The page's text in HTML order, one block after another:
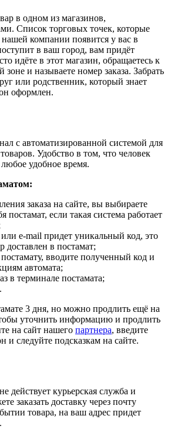
в одном из магазинов,
Список торговых точек, которые
компании появится у вас в
в ваш город, вам придёт
идёте в этот магазин, обращаетесь к
зоне и называете номер заказа. Забрать
или родственник, который знает
оформлен.
с автоматизированной системой для
Удобство в том, что человек
любое удобное время.
заказа на сайте, вы выбираете
постамат, если такая система работает
e-mail придет уникальный код, это
доставлен в постамат;
вводите полученный код и
автомата;
в терминале постамата;
3 дня, но можно продлить ещё на
уточнить информацию и продлить
на сайт нашего партнера, введите
и следуйте подсказкам на сайте.
действует курьерская служба и
заказать доставку через почту
товара, на ваш адрес придет